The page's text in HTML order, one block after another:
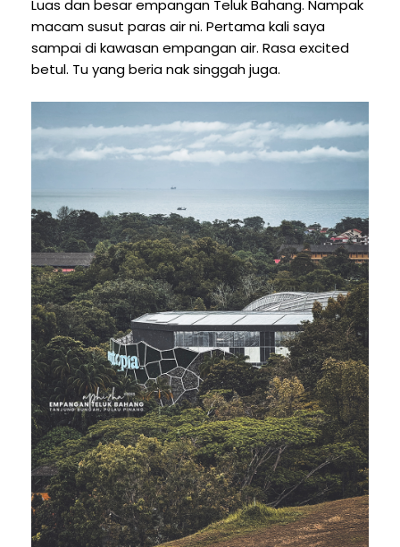
Luas dan besar empangan Teluk Bahang. Nampak
macam susut paras air ni. Pertama kali saya
sampai di kawasan empangan air. Rasa excited
betul. Tu yang beria nak singgah juga.